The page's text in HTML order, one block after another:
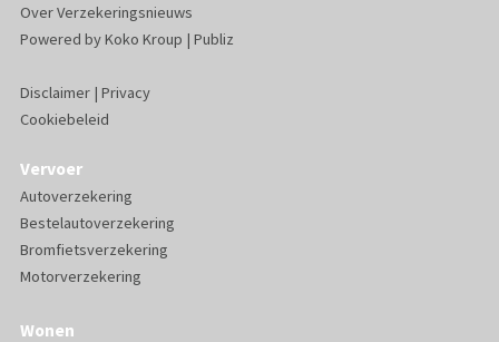
Over Verzekeringsnieuws
Powered byKoko Kroup | Publiz
Disclaimer| Privacy
Cookiebeleid
Vervoer
Autoverzekering
Bestelautoverzekering
Bromfietsverzekering
Motorverzekering
Wonen